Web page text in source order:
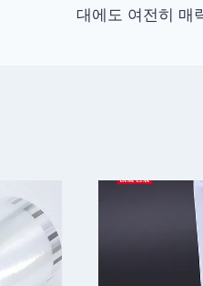
대에도 여전히 매